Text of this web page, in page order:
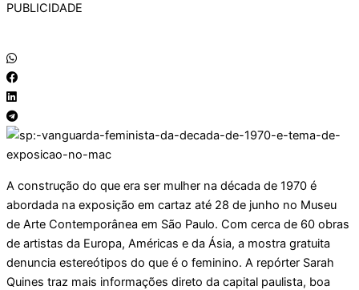
PUBLICIDADE
A construção do que era ser mulher na década de 1970 é
abordada na exposição em cartaz até 28 de junho no Museu
de Arte Contemporânea em São Paulo. Com cerca de 60 obras
de artistas da Europa, Américas e da Ásia, a mostra gratuita
denuncia estereótipos do que é o feminino. A repórter Sarah
Quines traz mais informações direto da capital paulista, boa